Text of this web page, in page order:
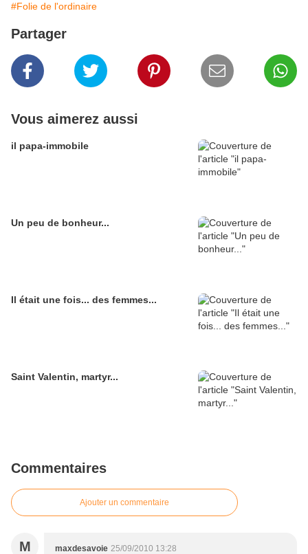
#Folie de l'ordinaire
Partager
Vous aimerez aussi
il papa-immobile
Un peu de bonheur...
Il était une fois... des femmes...
Saint Valentin, martyr...
Commentaires
Ajouter un commentaire
M maxdesavoie 25/09/2010 13:28